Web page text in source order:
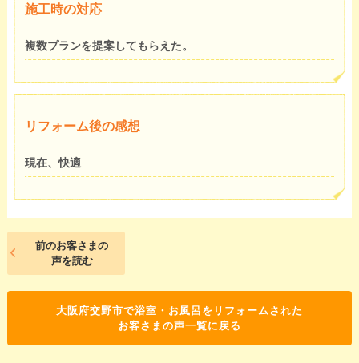
施工時の対応
複数プランを提案してもらえた。
リフォーム後の感想
現在、快適
前のお客さまの
声を読む
大阪府交野市で浴室・お風呂をリフォームされた
お客さまの声一覧に戻る